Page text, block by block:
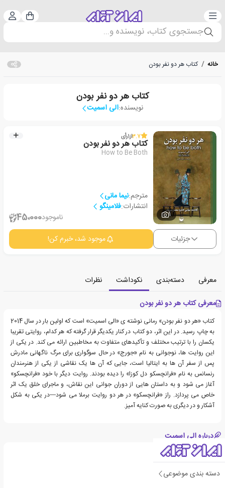
دسته‌بندی سبد
جستجوی کتاب، نویسنده و...
دسته بندی موضوعی
خانه / کتاب هر دو نفر بودن
کتاب هر دو نفر بودن
نویسنده:الی اسمیت
1
3.7از1رأی
کتاب هر دو نفر بودن
How to Be Both
مترجم:نیما مانی
انتشارات:فلامینگو
ناموجود45،000
جزئیات موجود شد، خبرم کن!
معرفی دسته‌بندی نکوداشت
نظرات
معرفی کتاب هر دو نفر بودن
کتاب «هر دو نفر بودن» رمانی نوشته ی «الی اسمیت» است که اولین بار در سال 2014
به چاپ رسید. در این اثر، دو کتاب در کنار یکدیگر قرار گرفته که هر کدام، روایتی تقریبا
یکسان را با ترتیب مختلف و تأکیدهای متفاوت به مخاطبین ارائه می کند. در یکی از
این روایت ها، نوجوانی به نام «جورج» در حال سوگواری برای مرگ ناگهانی مادرش
پس از سفر آن ها به ایتالیا است، جایی که آن ها یک نقاشی از یکی از هنرمندان
رنسانس به نام «فرانچسکو دل کوزا» را دیده بودند. روایت دیگر با خود «فرانچسکو»
آغاز می شود و به داستان هایی از دوران جوانی این نقاش، و ماجرای خلق یک اثر
خاص می پردازد. راز «فرانچسکو» در هر دو روایت برملا می شود—در یکی به شکل
آشکار و در دیگری به صورت کنایه آمیز.
درباره الی اسمیت